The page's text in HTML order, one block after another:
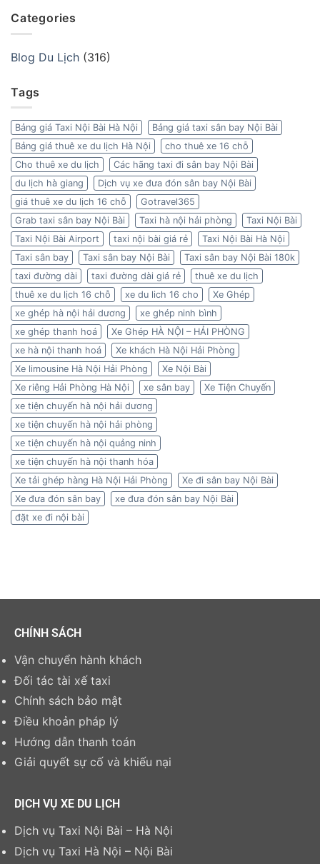
Categories
Blog Du Lịch (316)
Tags
Bảng giá Taxi Nội Bài Hà Nội
Bảng giá taxi sân bay Nội Bài
Bảng giá thuê xe du lịch Hà Nội
cho thuê xe 16 chỗ
Cho thuê xe du lịch
Các hãng taxi đi sân bay Nội Bài
du lịch hà giang
Dịch vụ xe đưa đón sân bay Nội Bài
giá thuê xe du lịch 16 chỗ
Gotravel365
Grab taxi sân bay Nội Bài
Taxi hà nội hải phòng
Taxi Nội Bài
Taxi Nội Bài Airport
taxi nội bài giá rẻ
Taxi Nội Bài Hà Nội
Taxi sân bay
Taxi sân bay Nội Bài
Taxi sân bay Nội Bài 180k
taxi đường dài
taxi đường dài giá rẻ
thuê xe du lịch
thuê xe du lịch 16 chỗ
xe du lich 16 cho
Xe Ghép
xe ghép hà nội hải dương
xe ghép ninh bình
xe ghép thanh hoá
Xe Ghép HÀ NỘI – HẢI PHÒNG
xe hà nội thanh hoá
Xe khách Hà Nội Hải Phòng
Xe limousine Hà Nội Hải Phòng
Xe Nội Bài
Xe riêng Hải Phòng Hà Nội
xe sân bay
Xe Tiện Chuyến
xe tiện chuyến hà nội hải dương
xe tiện chuyến hà nội hải phòng
xe tiện chuyến hà nội quảng ninh
xe tiện chuyến hà nội thanh hóa
Xe tải ghép hàng Hà Nội Hải Phòng
Xe đi sân bay Nội Bài
Xe đưa đón sân bay
xe đưa đón sân bay Nội Bài
đặt xe đi nội bài
CHÍNH SÁCH
Vận chuyển hành khách
Đối tác tài xế taxi
Chính sách bảo mật
Điều khoản pháp lý
Hướng dẫn thanh toán
Giải quyết sự cố và khiếu nại
DỊCH VỤ XE DU LỊCH
Dịch vụ Taxi Nội Bài – Hà Nội
Dịch vụ Taxi Hà Nội – Nội Bài